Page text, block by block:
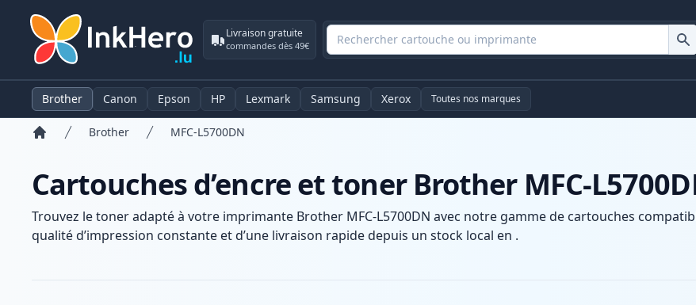
Livraison gratuite
commandes dès 49€
Brother Canon Epson HP Lexmark Samsung Xerox Toutes nos marques
Brother MFC-L5700DN
Cartouches d’encre et toner Brother MFC-
Trouvez le toner adapté à votre imprimante Brother MFC-L5700DN avec notre gamme de cartouches
qualité d’impression constante et d’une livraison rapide depuis un stock local en .